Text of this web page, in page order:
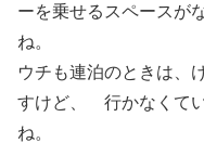
ーを乗せるスペースが
ね。
ウチも連泊のときは、
すけど、 行かなくて
ね。